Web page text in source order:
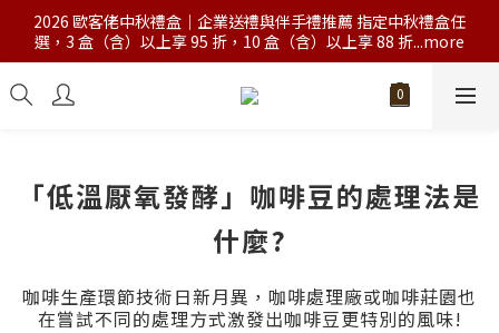
2026 歐客佬中秋禮盒｜企業送禮與伴手禮推薦 指定中秋禮盒任
選，3 盒（含）以上享 95 折，10 盒（含）以上享 88 折...more
「低溫厭氧發酵」咖啡豆的處理法是
什麼?
咖啡生產環節技術日新月異，咖啡處理廠或咖啡莊園也
在嘗試不同的處理方式激發出咖啡豆更特別的風味!